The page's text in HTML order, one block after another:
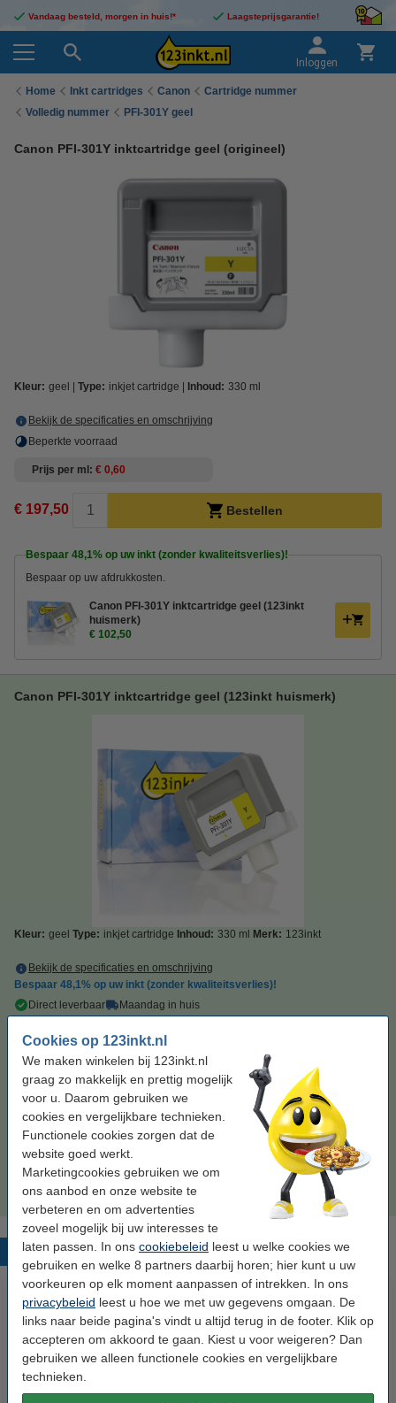
Cookies op 123inkt.nl
We maken winkelen bij 123inkt.nl
graag zo makkelijk en prettig mogelijk
voor u. Daarom gebruiken we
cookies en vergelijkbare technieken.
Functionele cookies zorgen dat de
website goed werkt.
Marketingcookies gebruiken we om
ons aanbod en onze website te
verbeteren en om advertenties
zoveel mogelijk bij uw interesses te
laten passen. In ons cookiebeleid leest u welke cookies we
gebruiken en welke 8 partners daarbij horen; hier kunt u uw
voorkeuren op elk moment aanpassen of intrekken. In ons
privacybeleid leest u hoe we met uw gegevens omgaan. De
links naar beide pagina's vindt u altijd terug in de footer. Klik op
accepteren om akkoord te gaan. Kiest u voor weigeren? Dan
gebruiken we alleen functionele cookies en vergelijkbare
technieken.
Vandaag besteld, morgen in huis!* Laagsteprijsgarantie!
Inloggen
Home Inkt cartridges Canon
Cartridge nummer
Volledig nummer
PFI-301Y geel
Canon PFI-301Y inktcartridge geel (origineel)
Kleur: geel Type: inkjet cartridge Inhoud: 330 ml
Bekijk de specificaties en omschrijving
Beperkte voorraad
Prijs per ml € 0,60
€ 197,50 Bestellen
Bespaar 48,1% op uw inkt (zonder kwaliteitsverlies)!
Bespaar op uw afdrukkosten.
Canon PFI-301Y inktcartridge geel (123inkt
huismerk)
€ 102,50
Canon PFI-301Y inktcartridge geel (123inkt huismerk)
Kleur: geel Type: inkjet cartridge Inhoud: 330 ml Merk: 123inkt
Bekijk de specificaties en omschrijving
Bespaar 48,1% op uw inkt (zonder kwaliteitsverlies)!
Direct leverbaar
Maandag in huis
Prijs per ml € 0,31
Bestellen
Tip: complete set bestellen
Canon PFI-301 multipack
MBK/BK/C/M/Y/PC/PM/GY (123inkt huismerk)
€ 817,50
Populaire producten